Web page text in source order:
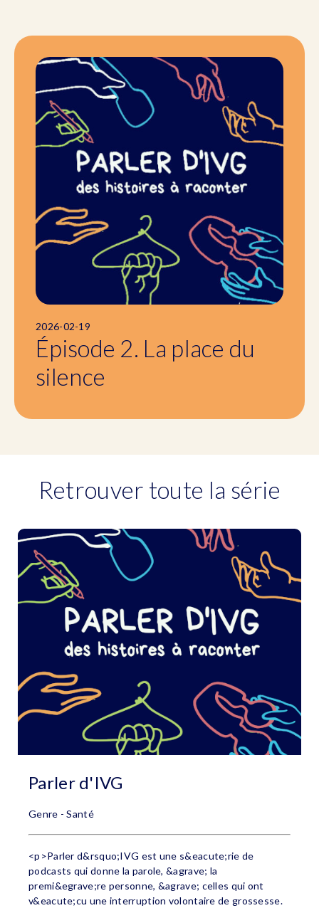
2026-02-19
Épisode 2. La place du
silence
Retrouver toute la série
Parler d'IVG
Genre - Santé
<p>Parler d&rsquo;IVG est une s&eacute;rie de
podcasts qui donne la parole, &agrave; la
premi&egrave;re personne, &agrave; celles qui ont
v&eacute;cu une interruption volontaire de grossesse.